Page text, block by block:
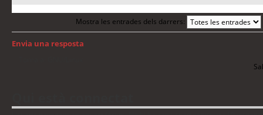
Mostra les entrades dels darrers:
Envia una resposta